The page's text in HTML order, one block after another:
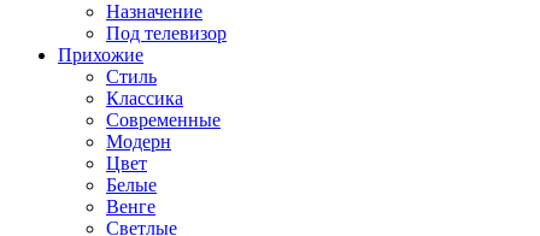
Назначение
Под телевизор
Прихожие
Стиль
Классика
Современные
Модерн
Цвет
Белые
Венге
Светлые